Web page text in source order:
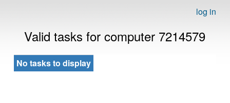
log in
Valid tasks for computer 7214579
No tasks to display